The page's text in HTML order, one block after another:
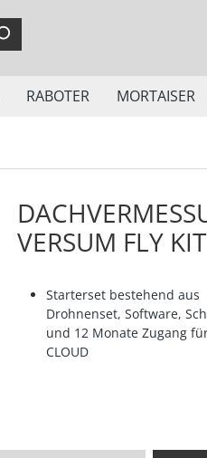
RABOTER MORTAISER
VERSUM FLY KIT
Starterset bestehend aus
Drohnenset, Software,
und 12 Monate Zugang
CLOUD